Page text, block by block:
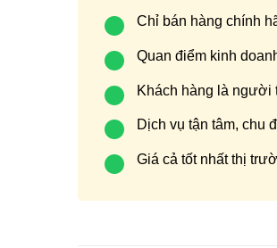
Chỉ bán hàng chính
Quan điểm kinh
Khách hàng là người
Dịch vụ tận tâm, chu
Giá cả tốt nhất thị